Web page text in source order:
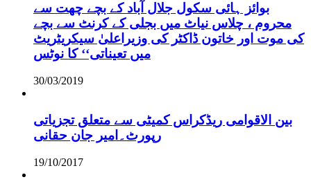
بوائز ہائی سکول جلال آباد کے بچے چھت سے
محروم ، چلاس نیاٹ میں بجلی کے کرنٹ سے بچے
کی موت اور خاتون ڈاکٹر کی وزیراعلیٰ سیکریٹریٹ
میں تعیناتی‘‘ کا نوٹس
30/03/2019
بین الاقوامی ریڈکراس کمیٹی سے متعلق تجزیاتی
رپورٹ۔امیر جان حقانی
19/10/2017